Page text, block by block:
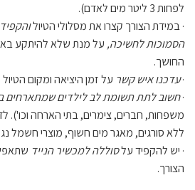
לפחות 3 ליטר מים לאדם).
· במידת הצורך קצרו את מסלולי הטיול
הסמוכות לחשיכה, על מנת שלא להיתקע
החושך.
·עדכנו איש קשר על זמן היציאה ומקום
·חשוב לתת תשומת לב לילדים שמתארחים
משפחות, חברים, צימרים, בתי הארחה וכו').
ללא סורגים, מאגר מים חשוף, מוצרי חשמל
· יש להקפיד עלסוללה למכשיר הנייד
הצורך.